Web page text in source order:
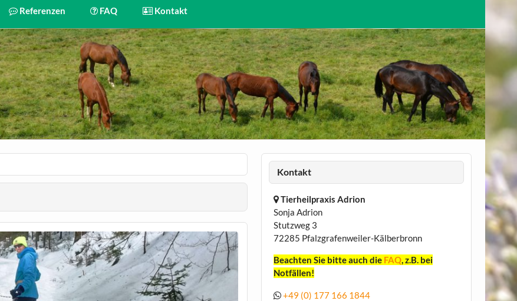
Referenzen FAQ Kontakt
Kontakt
Tierheilpraxis Adrion
Sonja Adrion
Stutzweg 3
72285 Pfalzgrafenweiler-Kälberbronn
Beachten Sie bitte auch die FAQ, z.B. bei
Notfällen!
+49 (0) 177 166 1844